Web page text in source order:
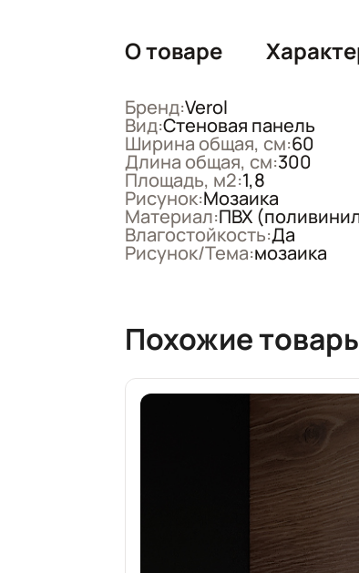
О товаре
Бренд:Verol
Вид:Стеновая панель
Ширина общая, см:60
Длина общая, см:300
Площадь, м2:1,8
Рисунок:Мозаика
Материал:ПВХ
Влагостойкость:Да
Рисунок/Тема:мозаика
Похожие